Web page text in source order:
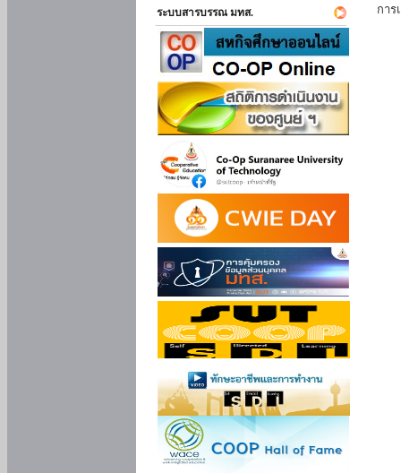
ระบบสารบรรณ มทส.
การ